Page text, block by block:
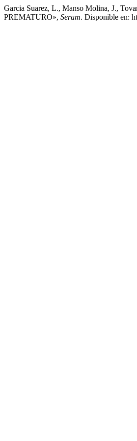
Garcia Suarez, L., Manso Molina, J.,
PREMATURO», Seram. Disponible en: